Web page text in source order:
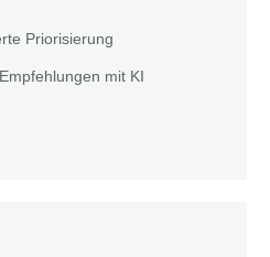
Priorisierung
mit KI